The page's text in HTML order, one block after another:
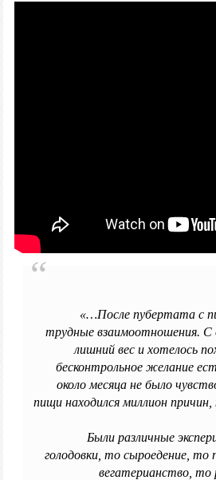
«…После пубертата с
трудные взаимоотношения.
лишний вес и хотелось
бесконтрольное желание
около месяца не было
пищи находился миллион причин,
Были различные
голодовки, то сыроедение, то
вегатерианство, то